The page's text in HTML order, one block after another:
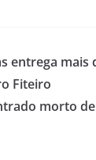
e
entrega mais
Fiteiro
morto